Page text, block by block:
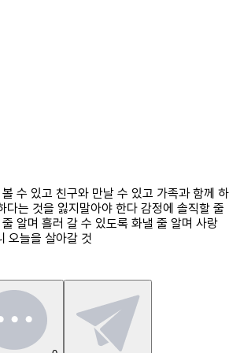
수 있고 친구와 만날 수 있고 가족과 함께 하
다는 것을 잃지말아야 한다 감정에 솔직할 줄
알며 흘러 갈 수 있도록 화낼 줄 알며 사랑
오늘을 살아갈 것